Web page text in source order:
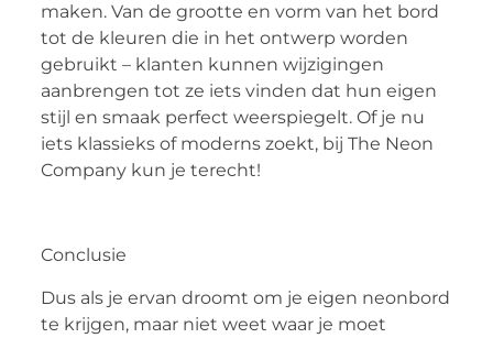
maken. Van de grootte en vorm van het bord
tot de kleuren die in het ontwerp worden
gebruikt – klanten kunnen wijzigingen
aanbrengen tot ze iets vinden dat hun eigen
stijl en smaak perfect weerspiegelt. Of je nu
iets klassieks of moderns zoekt, bij The Neon
Company kun je terecht!
Conclusie
Dus als je ervan droomt om je eigen neonbord
te krijgen, maar niet weet waar je moet